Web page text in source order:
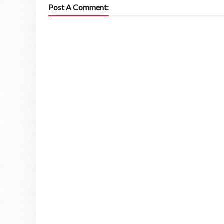
Post A Comment: